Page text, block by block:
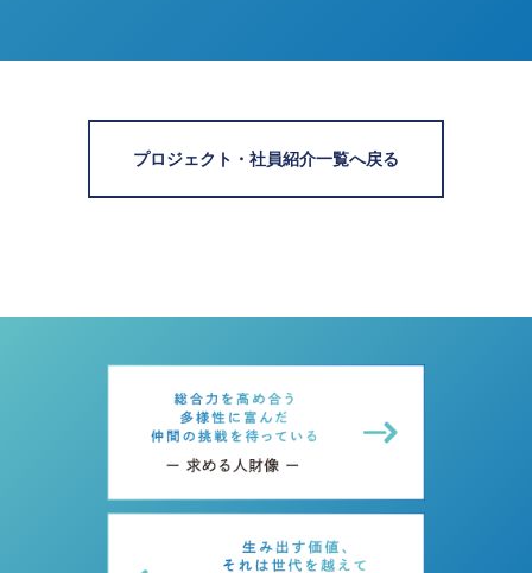
プロジェクト・社員紹介一覧へ戻る